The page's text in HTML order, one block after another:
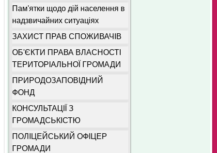
Пам'ятки щодо дій населення в
надзвичайних ситуаціях
ЗАХИСТ ПРАВ СПОЖИВАЧІВ
ОБ'ЄКТИ ПРАВА ВЛАСНОСТІ
ТЕРИТОРІАЛЬНОЇ ГРОМАДИ
ПРИРОДОЗАПОВІДНИЙ
ФОНД
КОНСУЛЬТАЦІЇ З
ГРОМАДСЬКІСТЮ
ПОЛІЦЕЙСЬКИЙ ОФІЦЕР
ГРОМАДИ